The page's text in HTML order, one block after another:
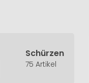
Schürzen
75 Artikel